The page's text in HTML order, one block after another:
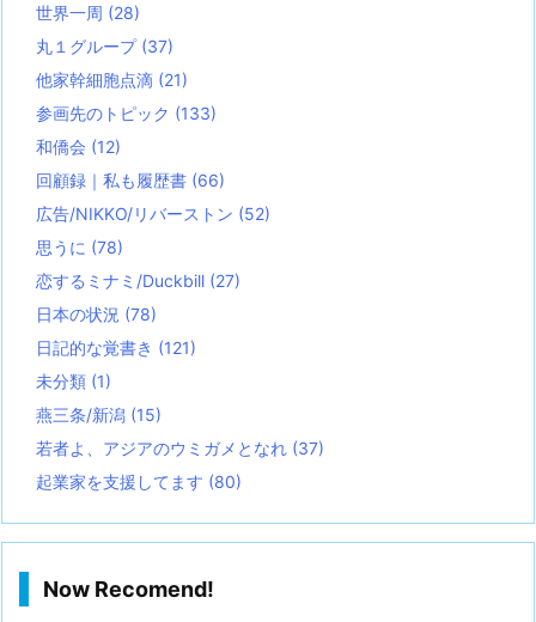
世界一周 (28)
丸１グループ (37)
他家幹細胞点滴 (21)
参画先のトピック (133)
和僑会 (12)
回顧録｜私も履歴書 (66)
広告/NIKKO/リバーストン (52)
思うに (78)
恋するミナミ/Duckbill (27)
日本の状況 (78)
日記的な覚書き (121)
未分類 (1)
燕三条/新潟 (15)
若者よ、アジアのウミガメとなれ (37)
起業家を支援してます (80)
Now Recomend!